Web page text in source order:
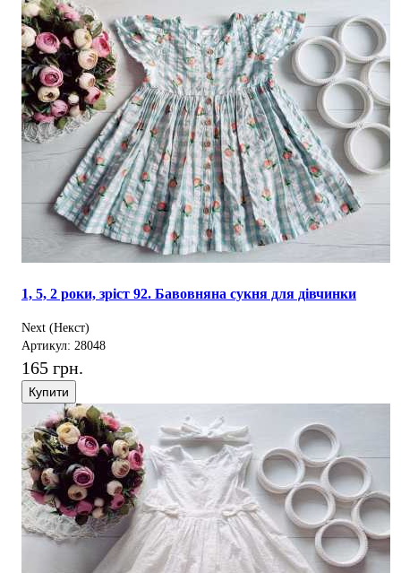
1, 5, 2 роки, зріст 92. Бавовняна сукня для дівчинки
Next (Некст)
Артикул: 28048
165 грн.
Купити